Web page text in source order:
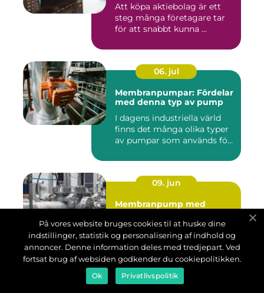
Att köpa aktiebolag är ett
steg många företagare tar
för att snabbt kunna ...
06. jul
Membranpumpar: Fördelar
med denna typ av pump
I dagens industriella värld
finns det många olika typer
av pumpar som används fö...
09. jun
Membranpump med
pålitlig lösning för
pumpbehov
En membranpump med
tryckluft är en av de mest
pålitliga och mångsidiga
pumparna p&a...
På vores website bruges cookies til at huske dine
indstillinger, statistik og personalisering af indhold og
annoncer. Denne information deles med tredjepart. Ved
fortsat brug af websiden godkender du cookiepolitikken.
Ok Privatlivspolitik